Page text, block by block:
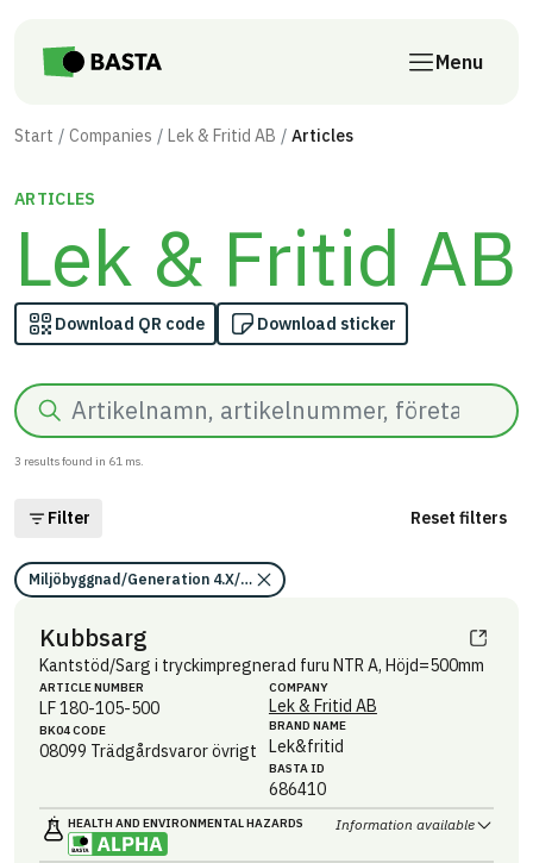
Menu
Start Companies Lek & Fritid AB Articles
ARTICLES
Lek & Fritid AB
Download QR code Download sticker
Search
3 results found in 61 ms.
Filter Reset filters
Miljöbyggnad/Generation 4.X/Indikator 9/Utfasning av farliga
Kubbsarg
Kantstöd/Sarg i tryckimpregnerad furu NTR A, Höjd=500mm
ARTICLE NUMBER
LF 180-105-500
BK04 CODE
08099 Trädgårdsvaror övrigt
COMPANY
Lek & Fritid AB
BRAND NAME
Lek&fritid
BASTA ID
686410
HEALTH AND ENVIRONMENTAL HAZARDS Information available